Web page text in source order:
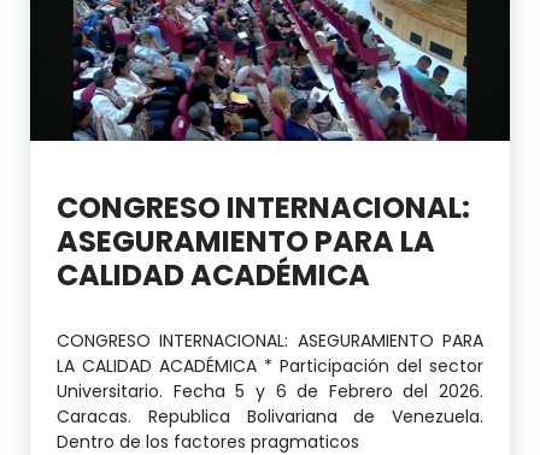
CONGRESO INTERNACIONAL:
ASEGURAMIENTO PARA LA
CALIDAD ACADÉMICA
CONGRESO INTERNACIONAL: ASEGURAMIENTO PARA
LA CALIDAD ACADÉMICA * Participación del sector
Universitario. Fecha 5 y 6 de Febrero del 2026.
Caracas. Republica Bolivariana de Venezuela.
Dentro de los factores pragmaticos